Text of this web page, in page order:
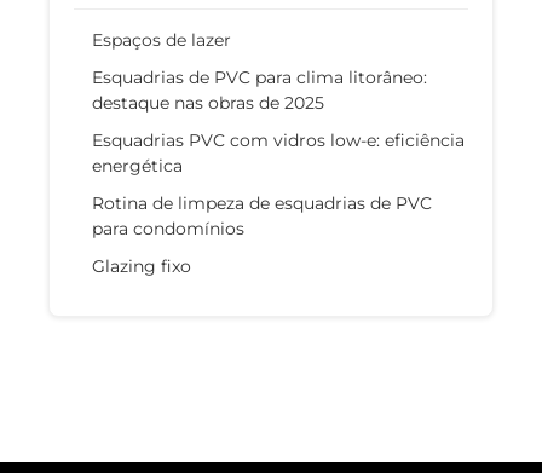
Espaços de lazer
Esquadrias de PVC para clima litorâneo:
destaque nas obras de 2025
Esquadrias PVC com vidros low-e: eficiência
energética
Rotina de limpeza de esquadrias de PVC
para condomínios
Glazing fixo